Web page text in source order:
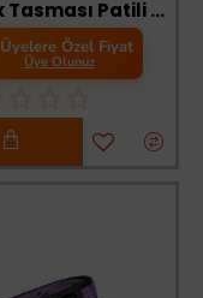
Köpek Tasması Patili Dokuma 2 cm - Min: 30 cm - Max: 50 cm Açık Pembe
Üyelere Özel Fiyat
Üye Olunuz